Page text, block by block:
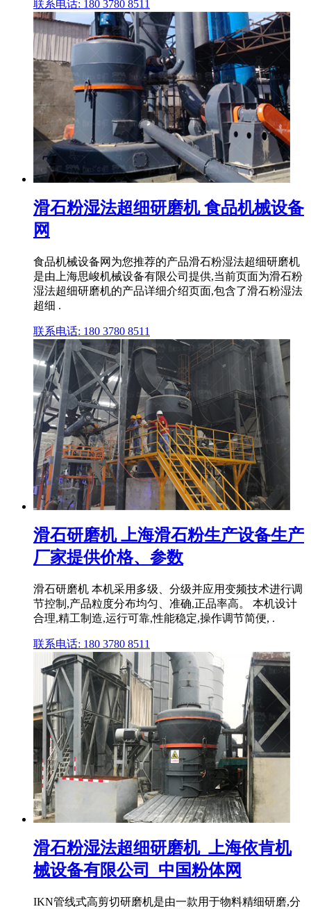
联系电话: 180 3780 8511
滑石粉湿法超细研磨机 食品机械设备
网
食品机械设备网为您推荐的产品滑石粉湿法超细研磨机
是由上海思峻机械设备有限公司提供,当前页面为滑石粉
湿法超细研磨机的产品详细介绍页面,包含了滑石粉湿法
超细 .
联系电话: 180 3780 8511
滑石研磨机 上海滑石粉生产设备生产
厂家提供价格、参数
滑石研磨机 本机采用多级、分级并应用变频技术进行调
节控制,产品粒度分布均匀、准确,正品率高。 本机设计
合理,精工制造,运行可靠,性能稳定,操作调节简便, .
联系电话: 180 3780 8511
滑石粉湿法超细研磨机_上海依肯机
械设备有限公司_中国粉体网
IKN管线式高剪切研磨机是由一款用于物料精细研磨,分